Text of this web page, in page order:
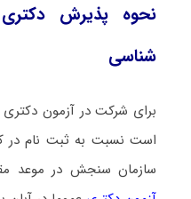
نحوه پذیرش
شناسی
برای شرکت در آزمون
است نسبت به ثبت نام
سازمان سنجش در موعد